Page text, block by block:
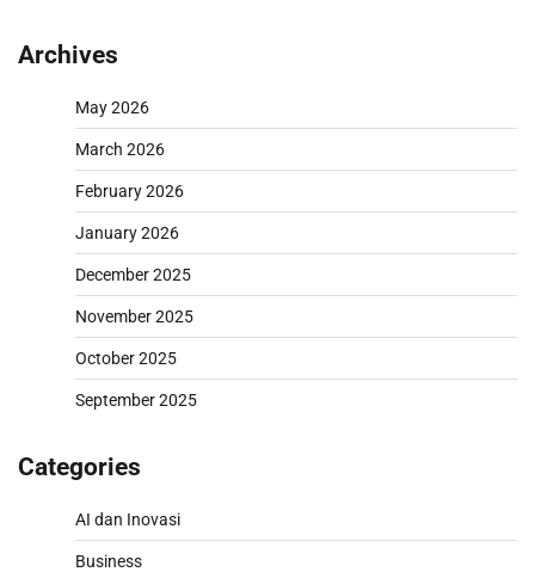
Archives
May 2026
March 2026
February 2026
January 2026
December 2025
November 2025
October 2025
September 2025
Categories
AI dan Inovasi
Business